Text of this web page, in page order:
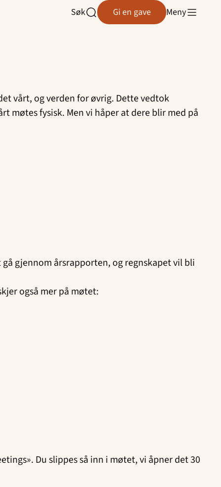
Åpne
Søk Gi en gave Meny
vårt, og verden for øvrig. Dette vedtok
møtes fysisk. Men vi håper at dere blir med på
gjennom årsrapporten, og regnskapet vil bli
også mer på møtet:
Du slippes så inn i møtet, vi åpner det 30